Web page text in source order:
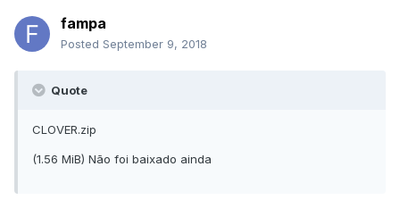
fampa
Posted September 9, 2018
Quote
CLOVER.zip
(1.56 MiB) Não foi baixado ainda